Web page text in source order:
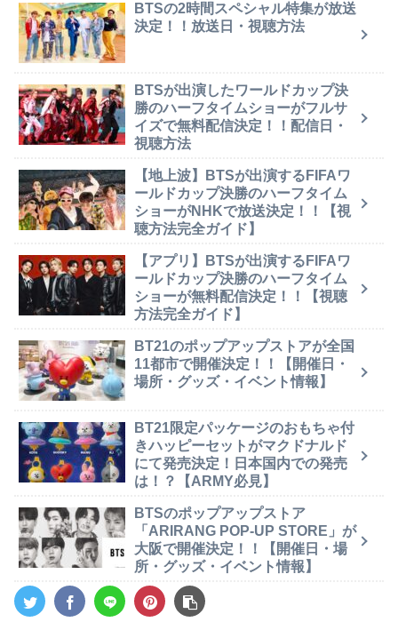
BTSの2時間スペシャル特集が放送
決定！！放送日・視聴方法
BTSが出演したワールドカップ決
勝のハーフタイムショーがフルサ
イズで無料配信決定！！配信日・
視聴方法
【地上波】BTSが出演するFIFAワ
ールドカップ決勝のハーフタイム
ショーがNHKで放送決定！！【視
聴方法完全ガイド】
【アプリ】BTSが出演するFIFAワ
ールドカップ決勝のハーフタイム
ショーが無料配信決定！！【視聴
方法完全ガイド】
BT21のポップアップストアが全国
11都市で開催決定！！【開催日・
場所・グッズ・イベント情報】
BT21限定パッケージのおもちゃ付
きハッピーセットがマクドナルド
にて発売決定！日本国内での発売
は！？【ARMY必見】
BTSのポップアップストア
「ARIRANG POP-UP STORE」が
大阪で開催決定！！【開催日・場
所・グッズ・イベント情報】